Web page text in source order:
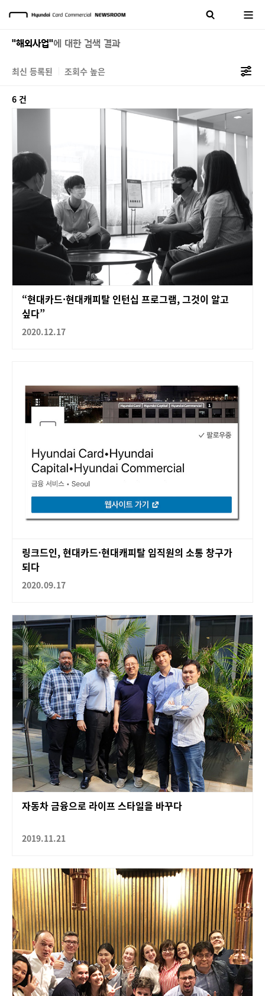
"해외사업"에 대한 검색 결과
최신 등록된 조회수 높은
6 건
“현대카드·현대캐피탈 인턴십 프로그램, 그것이 알고
싶다”
2020.12.17
링크드인, 현대카드·현대캐피탈 임직원의 소통 창구가
되다
2020.09.17
자동차 금융으로 라이프 스타일을 바꾸다
2019.11.21